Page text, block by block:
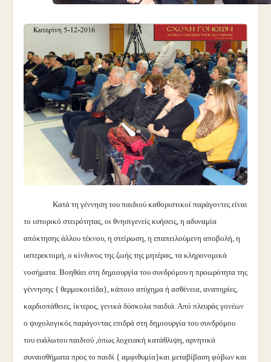
Κατά τη γέννηση του παιδιού καθοριστικοί παράγοντες είναι
το ιστορικό στειρότητας, οι θνησιγενείς κυήσεις, η αδυναμία
απόκτησης άλλου τέκνου, η στείρωση, η επαπειλούμενη αποβολή, η
υστερεκτομή, ο κίνδυνος της ζωής της μητέρας, τα κληρονομικά
νοσήματα. Βοηθάει στη δημιουργία του συνδρόμου η προωρότητα της
γέννησης { θερμοκοιτίδα}, κάποιο ατύχημα ή ασθένεια, αναπηρίες,
καρδιοπάθειες, ίκτερος, γενικά δύσκολα παιδιά. Από πλευράς γονέων
ο ψυχολογικός παράγοντας επιδρά στη δημιουργία του συνδρόμου
του ευάλωτου παιδιού ,όπως λοχειακή κατάθλιψη, αρνητικά
συναισθήματα προς το παιδί { αμφιθυμία}και μεταβίβαση φόβων και